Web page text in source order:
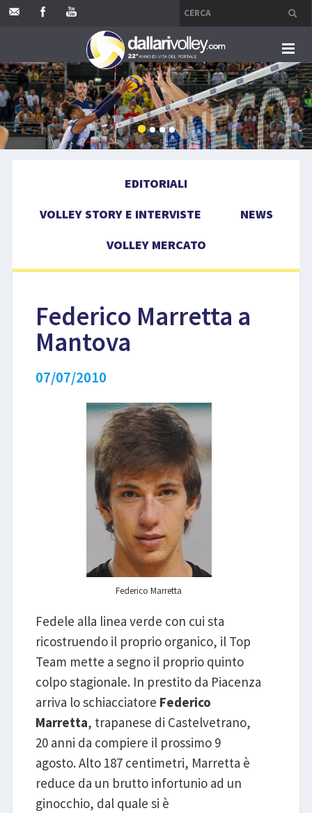
HOME
EDITORIALI
VOLLEY MERCATO
COMPETIZIONI
EVENTI
EDITORIALI
VOLLEY STORY E INTERVISTE
NEWS
VOLLEY MERCATO
Federico Marretta a
Mantova
07/07/2010
Federico Marretta
Fedele alla linea verde con cui sta
ricostruendo il proprio organico, il Top
Team mette a segno il proprio quinto
colpo stagionale. In prestito da Piacenza
arriva lo schiacciatore Federico
Marretta, trapanese di Castelvetrano,
20 anni da compiere il prossimo 9
agosto. Alto 187 centimetri, Marretta è
reduce da un brutto infortunio ad un
ginocchio, dal quale si è